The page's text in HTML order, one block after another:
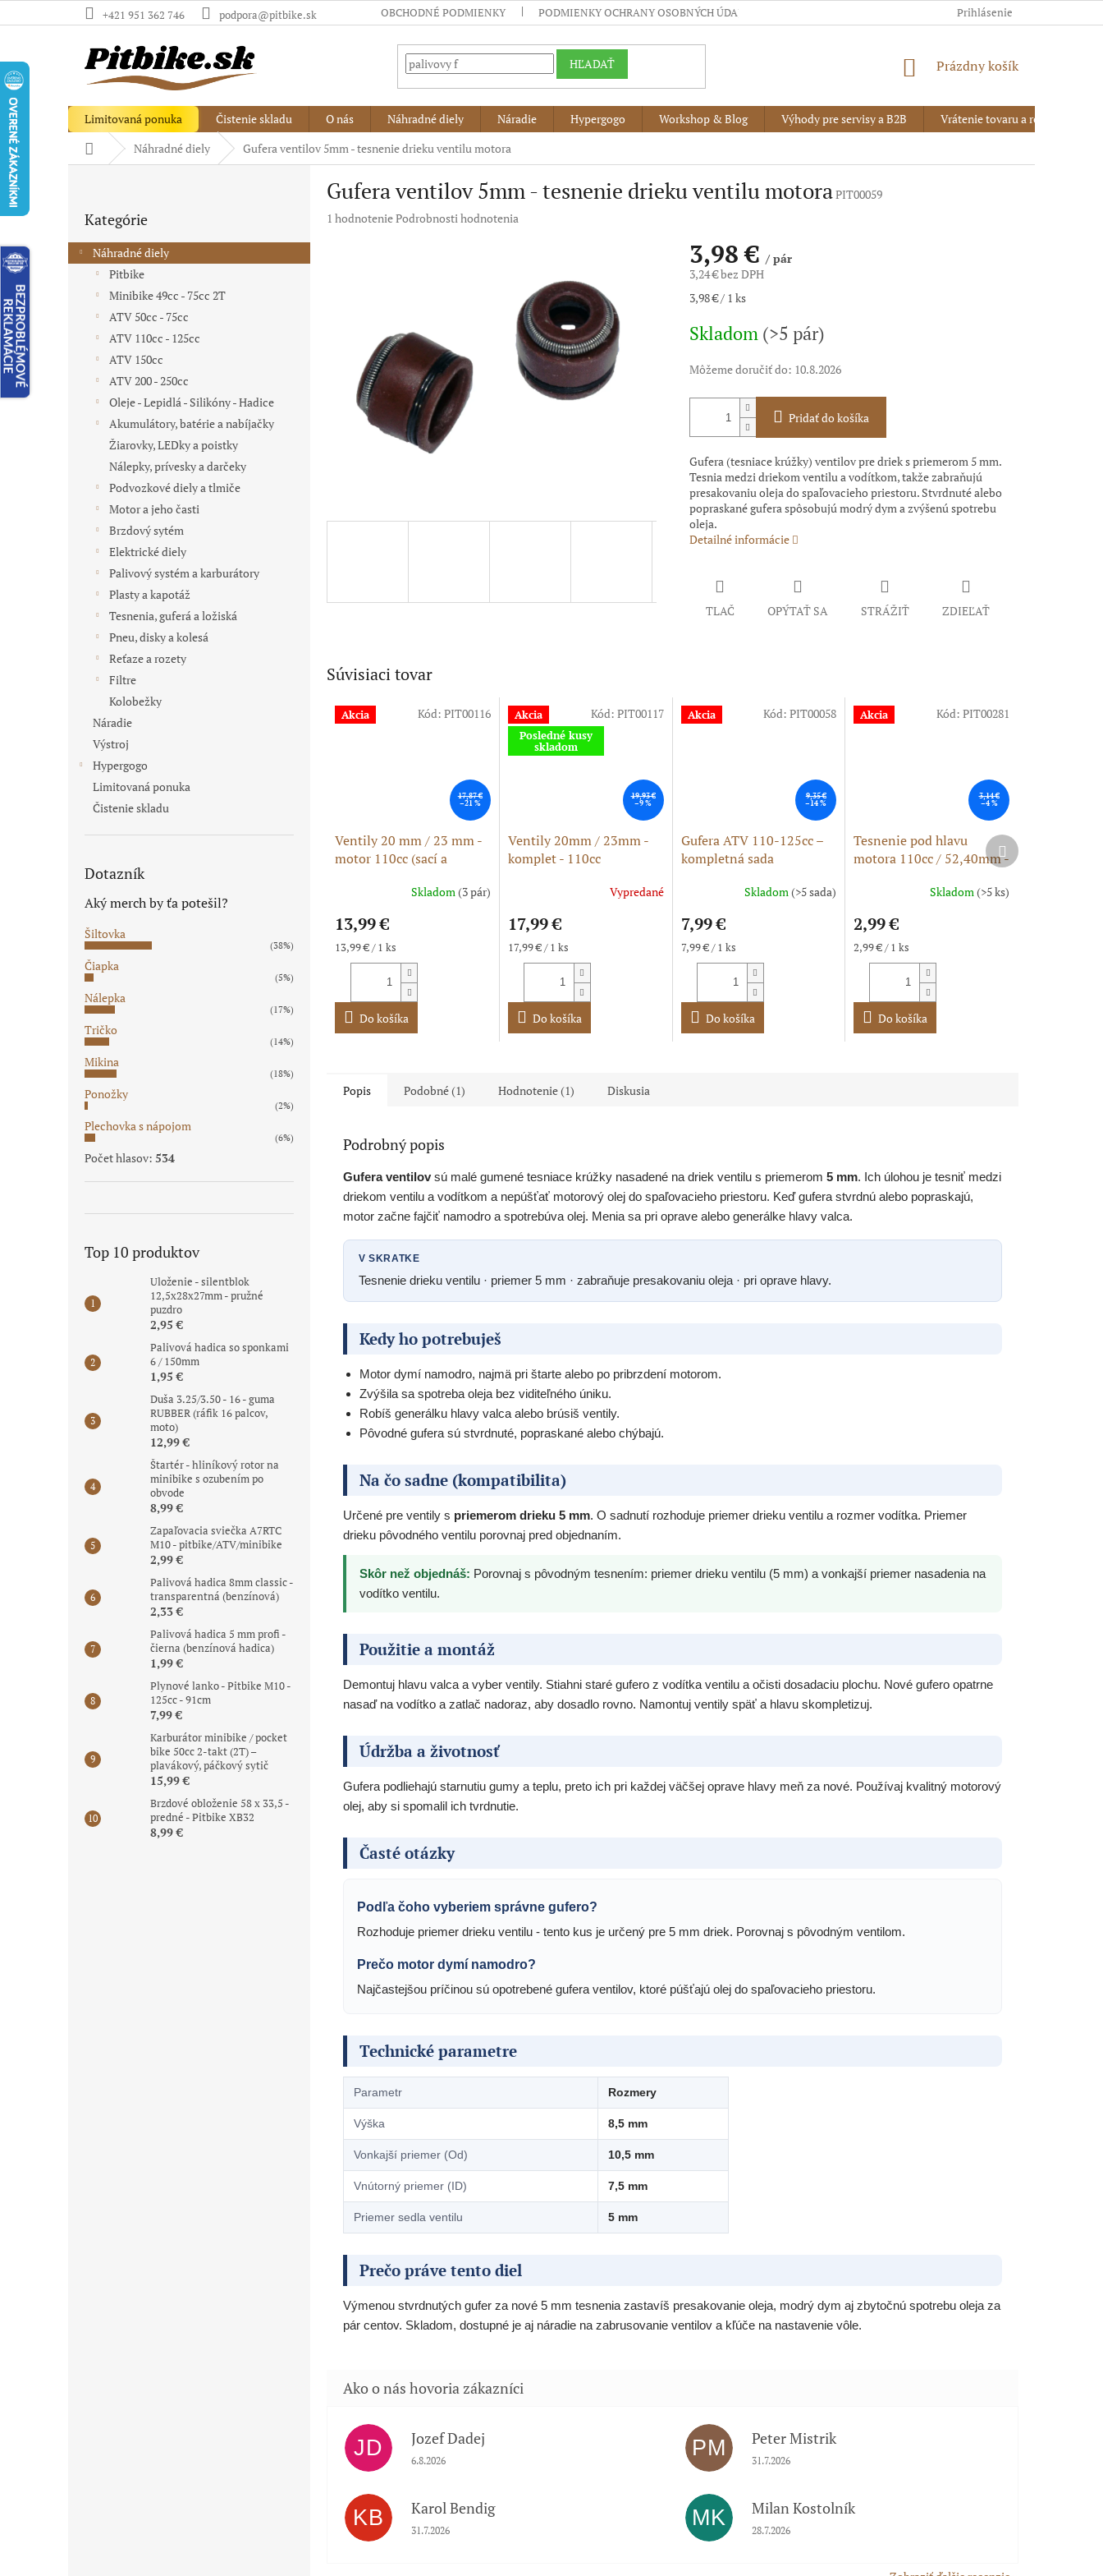
na
+421 951 362 746 podpora@pitbike.sk OBCHODNÉ PODMIENKY PODMIENKY OCHRANY OSOBNÝCH ÚDAJOV Prihlásenie
HĽADAŤ
NÁKUPNÝ
Prázdny košík
Limitovaná ponuka Čistenie skladu O nás Náhradné diely Náradie Hypergogo Workshop & Blog Výhody pre servisy a B2B
Vrátenie tovaru a reklamácia
DomovNáhradné diely Gufera ventilov 5mm - tesnenie drieku ventilu motora
ý
p
kategórie
Kategórie
Náhradné diely
Pitbike
Minibike 49cc - 75cc 2T
ATV 50cc - 75cc
ATV 110cc - 125cc
ATV 150cc
ATV 200 - 250cc
Oleje - Lepidlá - Silikóny - Hadice
Akumulátory, batérie a nabíjačky
Žiarovky, LEDky a poistky
Nálepky, prívesky a darčeky
Podvozkové diely a tlmiče
Motor a jeho časti
Brzdový sytém
Elektrické diely
Palivový systém a karburátory
Plasty a kapotáž
Tesnenia, guferá a ložiská
Pneu, disky a kolesá
Reťaze a rozety
Filtre
Kolobežky
Náradie
Výstroj
Hypergogo
Limitovaná ponuka
Čistenie skladu
Dotazník
Aký merch by ťa potešil?
Šiltovka
(38%)
Čiapka
(5%)
Nálepka
(17%)
Tričko
(14%)
Mikina
(18%)
Ponožky
(2%)
Plechovka s nápojom
(6%)
Počet hlasov: 534
Top 10 produktov
Uloženie - silentblok
12,5x28x27mm - pružné
puzdro
2,95 €
Palivová hadica so sponkami
6 / 150mm
1,95 €
Duša 3.25/3.50 - 16 - guma
RUBBER (ráfik 16 palcov,
moto)
12,99 €
Štartér - hliníkový rotor na
minibike s ozubením po
obvode
8,99 €
Zapaľovacia sviečka A7RTC
M10 - pitbike/ATV/minibike
2,99 €
Palivová hadica 8mm classic -
transparentná (benzínová)
2,33 €
Palivová hadica 5 mm profi -
čierna (benzínová hadica)
1,99 €
Plynové lanko - Pitbike M10 -
125cc - 91cm
7,99 €
Karburátor minibike / pocket
bike 50cc 2-takt (2T) –
plavákový, páčkový sytič
15,99 €
Brzdové obloženie 58 x 33,5 -
predné - Pitbike XB32
8,99 €
Gufera ventilov 5mm - tesnenie drieku ventilu motoraPIT00059
Priemerné
1 hodnoteniePodrobnosti hodnotenia
3,98 €/ pár
3,24 € bez DPH
Jednotková
3,98 € / 1 ks
Skladom (>5 pár)
Môžeme doručiť do: 10.8.2026
Pridať do košíka
Gufera (tesniace krúžky) ventilov pre driek s priemerom 5 mm.
Tesnia medzi driekom ventilu a vodítkom, takže zabraňujú
presakovaniu oleja do spaľovacieho priestoru. Stvrdnuté alebo
popraskané gufera spôsobujú modrý dym a zvýšenú spotrebu
oleja.
Detailné informácie
TLAČ OPÝTAŤ SA STRÁŽIŤ ZDIEĽAŤ
Súvisiaci tovar
Akcia
17,87 €
–21 %
Ventily 20 mm / 23 mm -
motor 110cc (sací a
produktu
je
5,0
hviezdičiek.
Skladom(3 pár)
13,99 €
Jednotková
cena:
13,99 € / 1 ks
Do košíka
Kód: PIT00116
Akcia
Posledné kusy
skladom
19,93 €
–9 %
Ventily 20mm / 23mm -
komplet - 110cc
Vypredané
17,99 €
Jednotková
cena:
17,99 € / 1 ks
Do košíka
Kód: PIT00117 Akcia
9,35 €
–14 %
Gufera ATV 110-125cc –
kompletná sada
Skladom(>5 sada)
7,99 €
Jednotková
cena:
7,99 € / 1 ks
Do košíka
Kód:PIT00058 Akcia
3,14 €
–4 %
Tesnenie pod hlavu
motora 110cc / 52,40mm -
Skladom(>5 ks)
2,99 €
Jednotková
cena:
2,99 € / 1 ks
Do košíka
Kód: PIT00281
Ďalší
produkt
Popis Podobné (1) Hodnotenie (1) Diskusia
Podrobný popis
Gufera ventilov sú malé gumené tesniace krúžky nasadené na driek ventilu s priemerom 5 mm. Ich úlohou je tesniť medzi
driekom ventilu a vodítkom a nepúšťať motorový olej do spaľovacieho priestoru. Keď gufera stvrdnú alebo popraskajú,
motor začne fajčiť namodro a spotrebúva olej. Menia sa pri oprave alebo generálke hlavy valca.
V SKRATKE
Tesnenie drieku ventilu · priemer 5 mm · zabraňuje presakovaniu oleja · pri oprave hlavy.
Kedy ho potrebuješ
Motor dymí namodro, najmä pri štarte alebo po pribrzdení motorom.
Zvýšila sa spotreba oleja bez viditeľného úniku.
Robíš generálku hlavy valca alebo brúsiš ventily.
Pôvodné gufera sú stvrdnuté, popraskané alebo chýbajú.
Na čo sadne (kompatibilita)
Určené pre ventily s priemerom drieku 5 mm. O sadnutí rozhoduje priemer drieku ventilu a rozmer vodítka. Priemer
drieku pôvodného ventilu porovnaj pred objednaním.
Skôr než objednáš: Porovnaj s pôvodným tesnením: priemer drieku ventilu (5 mm) a vonkajší priemer nasadenia na
vodítko ventilu.
Použitie a montáž
Demontuj hlavu valca a vyber ventily. Stiahni staré gufero z vodítka ventilu a očisti dosadaciu plochu. Nové gufero opatrne
nasaď na vodítko a zatlač nadoraz, aby dosadlo rovno. Namontuj ventily späť a hlavu skompletizuj.
Údržba a životnosť
Gufera podliehajú starnutiu gumy a teplu, preto ich pri každej väčšej oprave hlavy meň za nové. Používaj kvalitný motorový
olej, aby si spomalil ich tvrdnutie.
Časté otázky
Podľa čoho vyberiem správne gufero?
Rozhoduje priemer drieku ventilu - tento kus je určený pre 5 mm driek. Porovnaj s pôvodným ventilom.
Prečo motor dymí namodro?
Najčastejšou príčinou sú opotrebené gufera ventilov, ktoré púšťajú olej do spaľovacieho priestoru.
Technické parametre
Parametr Rozmery
Výška 8,5 mm
Vonkajší priemer (Od) 10,5 mm
Vnútorný priemer (ID) 7,5 mm
Priemer sedla ventilu 5 mm
Prečo práve tento diel
Výmenou stvrdnutých gufer za nové 5 mm tesnenia zastavíš presakovanie oleja, modrý dym aj zbytočnú spotrebu oleja za
pár centov. Skladom, dostupné je aj náradie na zabrusovanie ventilov a kľúče na nastavenie vôle.
JD Jozef Dadej
Hodnotenie obchodu je 5 z 5 hviezdičiek.
6.8.2026
PM Peter Mistrik
Hodnotenie obchodu je 5 z 5 hviezdičiek.
31.7.2026
KB Karol Bendig
Hodnotenie obchodu je 5 z 5 hviezdičiek.
31.7.2026
MK Milan Kostolník
Hodnotenie obchodu je 5 z 5 hviezdičiek.
28.7.2026